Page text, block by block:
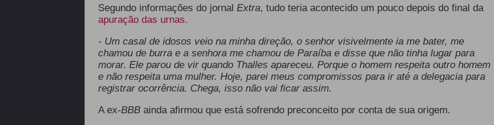
Segundo informações do jornal Extra, tudo teria acontecido um pouco depois do final da
apuração das urnas.
- Um casal de idosos veio na minha direção, o senhor visivelmente ia me bater, me
chamou de burra e a senhora me chamou de Paraíba e disse que não tinha lugar para
morar. Ele parou de vir quando Thalles apareceu. Porque o homem respeita outro homem
e não respeita uma mulher. Hoje, parei meus compromissos para ir até a delegacia para
registrar ocorrência. Chega, isso não vai ficar assim.
A ex-BBBainda afirmou que está sofrendo preconceito por conta de sua origem.